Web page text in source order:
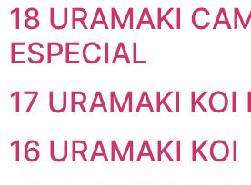
18 URAMAKI
ESPECIAL
17 URAMAKI KOI
16 URAMAKI KOI